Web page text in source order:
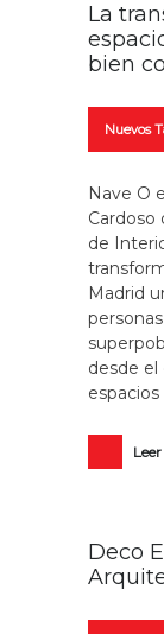
La
bien
Nuevos
Nave O
Cardoso
de
Madrid
desde
Deco